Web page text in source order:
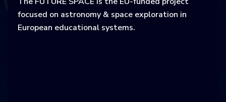
focused on astronomy & space exploration in
European educational systems.